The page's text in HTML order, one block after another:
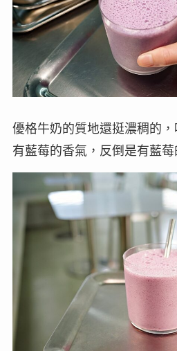
優格牛奶的質地還挺濃稠的
有藍莓的香氣，反倒是有藍莓